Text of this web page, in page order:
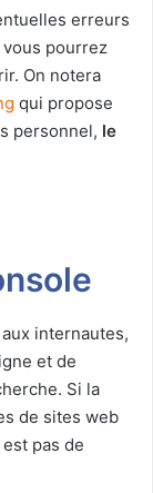
erreurs
pourrez
On notera
qui propose
personnel, le
aux internautes,
et de
Si la
de sites web
pas de